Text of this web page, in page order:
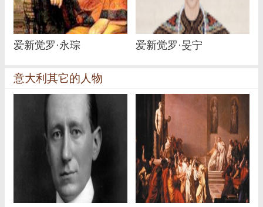
爱新觉罗·永琮 爱新觉罗·旻宁
意大利其它的人物